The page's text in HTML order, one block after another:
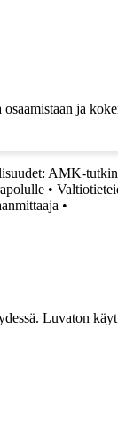
ja
AMK-
•
•
Luvaton